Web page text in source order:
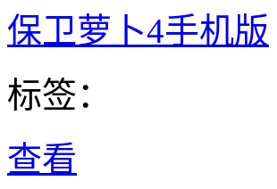
保卫萝卜4手机版
标签：
查看